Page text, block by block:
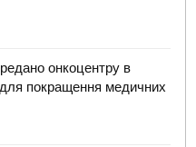
онкоцентру в
покращення медичних